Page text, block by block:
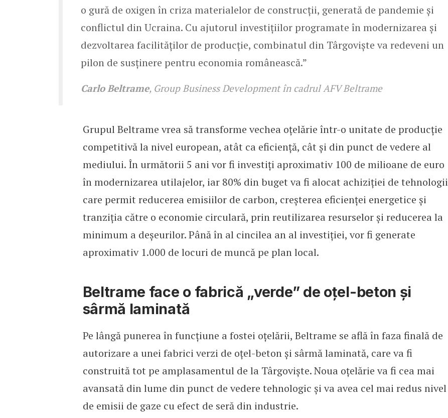
o gură de oxigen în criza materialelor de construcții, generată de pandemie și
conflictul din Ucraina. Cu ajutorul investițiilor programate în modernizarea și
dezvoltarea facilităților de producție, combinatul din Târgoviște va redeveni un
pilon de susținere pentru economia românească.”
Carlo Beltrame, Group Business Development în cadrul AFV Beltrame
Grupul Beltrame vrea să transforme vechea oțelărie într-o unitate de producție
competitivă la nivel european, atât ca eficiență, cât și din punct de vedere al
mediului. În următorii 5 ani vor fi investiți aproximativ 100 de milioane de euro
în modernizarea utilajelor, iar 80% din buget va fi alocat achiziției de tehnologii
care permit reducerea emisiilor de carbon, creșterea eficienței energetice și
tranziția către o economie circulară, prin reutilizarea resurselor și reducerea la
minimum a deșeurilor. Până în al cincilea an al investiției, vor fi generate
aproximativ 1.000 de locuri de muncă pe plan local.
Beltrame face o fabrică „verde” de oțel-beton și
sârmă laminată
Pe lângă punerea în funcțiune a fostei oțelării, Beltrame se află în faza finală de
autorizare a unei fabrici verzi de oțel-beton și sârmă laminată, care va fi
construită tot pe amplasamentul de la Târgoviște. Noua oțelărie va fi cea mai
avansată din lume din punct de vedere tehnologic și va avea cel mai redus nivel
de emisii de gaze cu efect de seră din industrie.